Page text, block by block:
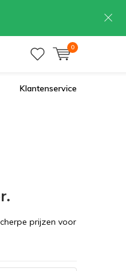
0
Klantenservice
prijzen voor